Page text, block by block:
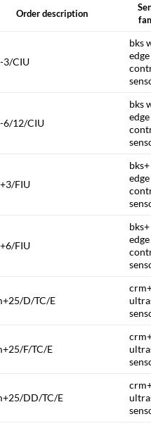
Order description
3/CIU
bks
edge
6/12/CIU
bks
edge
FIU
edge
FIU
edge
D/TC/E
F/TC/E
DD/TC/E